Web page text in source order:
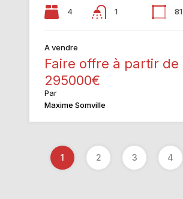
4
1
81
A vendre
Faire offre à partir de
295000€
Par
Maxime Somville
1 2 3 4